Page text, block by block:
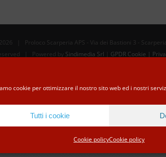
cookie per ottimizzare il nostro sito web ed i nostri
Tutti i cookie
Cookie policyCookie policy
| Proloco Scarperia APS - Via dei Bastioni 3 -
| Powered by Sindimedia Srl GPDR Cookie |